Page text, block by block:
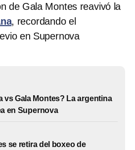
de Gala Montes reavivó la
, recordando el
en Supernova
vs Gala Montes? La argentina
en Supernova
se retira del boxeo de